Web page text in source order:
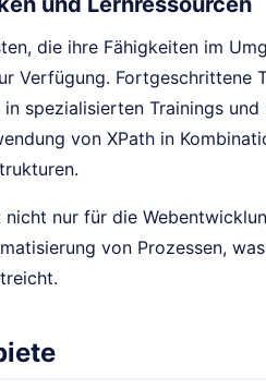
die ihre Fähigkeiten im
Verfügung. Fortgeschrittene
spezialisierten Trainings
von XPath in
nur für die
von Prozessen,